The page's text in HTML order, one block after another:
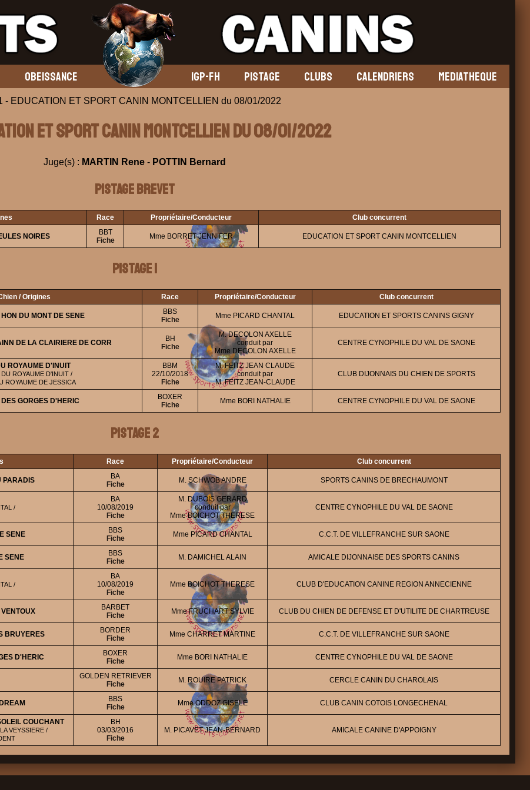
OBEISSANCE IGP-FH PISTAGE CLUBS CALENDRIERS MEDIATHEQUE
- EDUCATION ET SPORT CANIN MONTCELLIEN du 08/01/2022
ET SPORT CANIN MONTCELLIEN du 08/01/2022
Juge(s) : MARTIN Rene - POTTIN Bernard
Pistage Brevet
Race Propriétaire/Conducteur Club concurrent
NOIRES
BBT
Fiche
Mme BORRET JENNIFER EDUCATION ET SPORT CANIN MONTCELLIEN
Pistage 1
/ Origines Race Propriétaire/Conducteur Club concurrent
DU MONT DE SENE
BBS
Fiche
Mme PICARD CHANTAL EDUCATION ET SPORTS CANINS GIGNY
DE LA CLAIRIERE DE CORR
BH
Fiche
M. DECOLON AXELLE
conduit par
Mme DECOLON AXELLE
CENTRE CYNOPHILE DU VAL DE SAONE
ROYAUME D'INUIT
ROYAUME D'INUIT /
ROYAUME DE JESSICA
BBM
22/10/2018
Fiche
M. FEITZ JEAN CLAUDE
conduit par
M. FEITZ JEAN-CLAUDE
CLUB DIJONNAIS DU CHIEN DE SPORTS
GORGES D'HERIC
BOXER
Fiche
Mme BORI NATHALIE CENTRE CYNOPHILE DU VAL DE SAONE
Pistage 2
Race Propriétaire/Conducteur Club concurrent
PARADIS
BA
Fiche
M. SCHWOB ANDRE SPORTS CANINS DE BRECHAUMONT
/
BA
10/08/2019
Fiche
M. DUBOIS GERARD
conduit par
Mme BOICHOT THERESE
CENTRE CYNOPHILE DU VAL DE SAONE
SENE
BBS
Fiche
Mme PICARD CHANTAL C.C.T. DE VILLEFRANCHE SUR SAONE
SENE
BBS
Fiche
M. DAMICHEL ALAIN AMICALE DIJONNAISE DES SPORTS CANINS
/
BA
10/08/2019
Fiche
Mme BOICHOT THERESE CLUB D'EDUCATION CANINE REGION ANNECIENNE
BARBET
Fiche
Mme FRUCHART SYLVIE CLUB DU CHIEN DE DEFENSE ET D'UTILITE DE CHARTREUSE
BRUYERES
BORDER
Fiche
Mme CHARRET MARTINE C.C.T. DE VILLEFRANCHE SUR SAONE
D'HERIC
BOXER
Fiche
Mme BORI NATHALIE CENTRE CYNOPHILE DU VAL DE SAONE
GOLDEN RETRIEVER
Fiche
M. ROUIRE PATRICK CERCLE CANIN DU CHAROLAIS
BBS
Fiche
Mme ODDOZ GISELE CLUB CANIN COTOIS LONGECHENAL
COUCHANT
VEYSSIERE /
BH
03/03/2016
Fiche
M. PICAVET JEAN-BERNARD AMICALE CANINE D'APPOIGNY